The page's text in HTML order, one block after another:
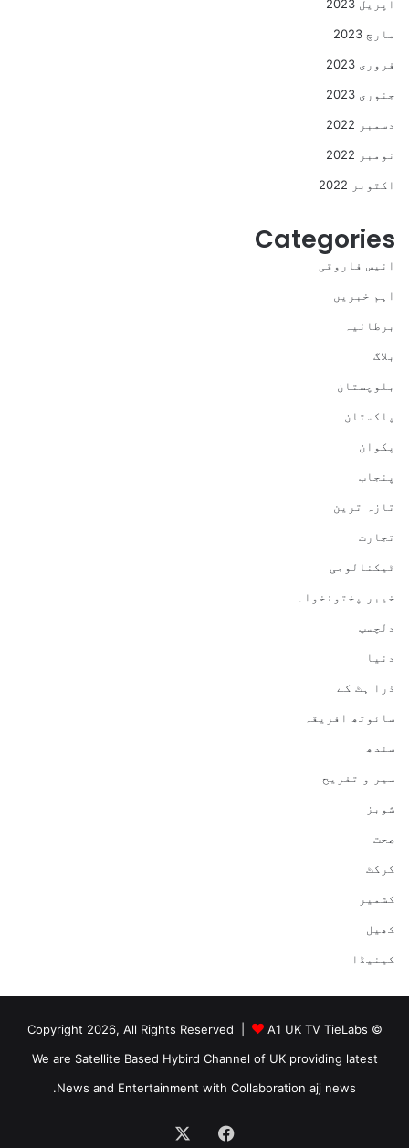
اپریل 2023
مارچ 2023
فروری 2023
جنوری 2023
دسمبر 2022
نومبر 2022
اکتوبر 2022
Categories
انیس فاروقی
اہم خبریں
برطانیہ
بلاگ
بلوچستان
پاکستان
پکوان
پنجاب
تازہ ترین
تجارت
ٹیکنالوجی
خیبر پختونخواہ
دلچسپ
دنیا
ذرا ہٹ کے
سائوتھ افریقہ
سندھ
سیر و تفریح
شوبز
صحت
کرکٹ
کشمیر
کھیل
کینیڈا
© Copyright 2026, All Rights Reserved |
A1 UK TV TieLabs
We are Satellite Based Hybird Channel of UK providing latest
News and Entertainment with Collaboration ajj news.
Facebook